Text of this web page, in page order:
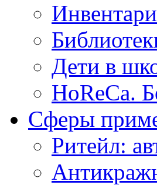
Дети в
HoReCa.
Сферы
Ритейл: